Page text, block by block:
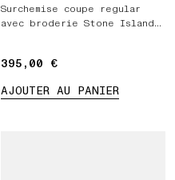
Surchemise coupe regular
avec broderie Stone Island
395,00 €
395,00 €
AJOUTER AU PANIER